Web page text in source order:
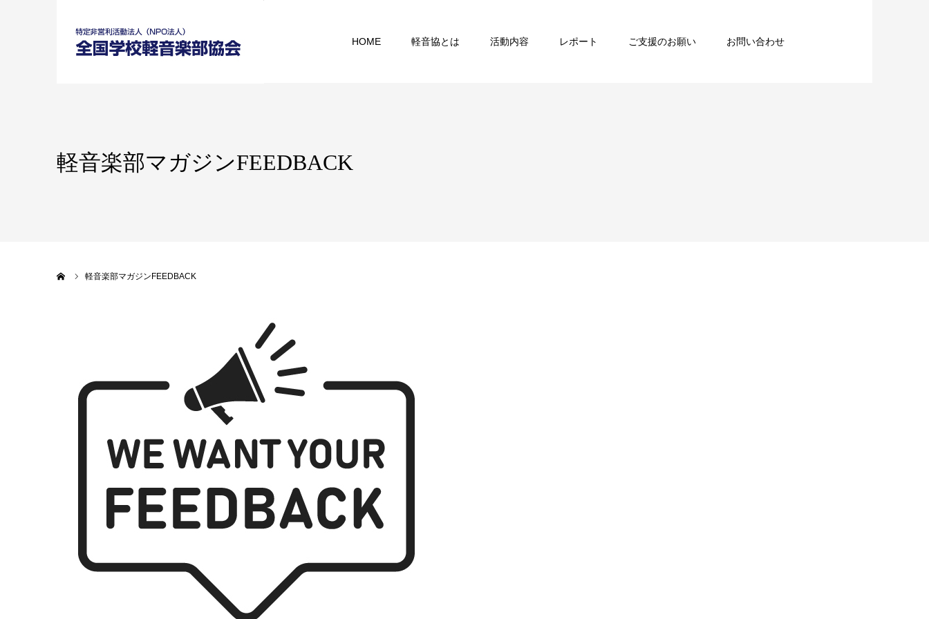
HOME 軽音協とは 活動内容 レポート ご支援のお願い お問い合わせ
軽音楽部マガジンFEEDBACK
軽音楽部マガジンFEEDBACK